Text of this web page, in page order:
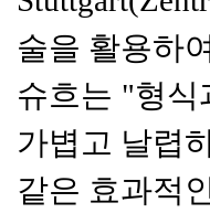
술을 활용하
슈흐는 "형식
가볍고 날렵
같은 효과적